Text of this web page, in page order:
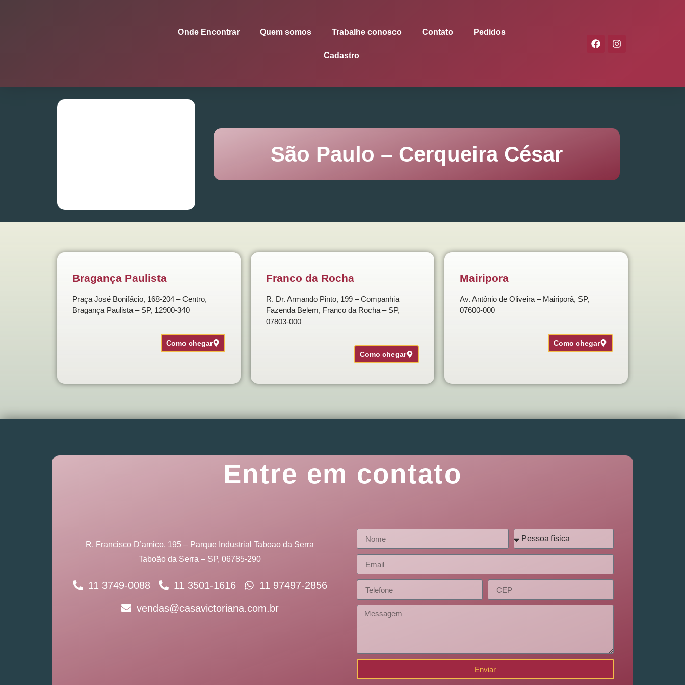
Onde Encontrar Quem somos Trabalhe conosco Contato Pedidos
Cadastro
São Paulo – Cerqueira César
Bragança Paulista
Praça José Bonifácio, 168-204 – Centro,
Bragança Paulista – SP, 12900-340
Como chegar
Franco da Rocha
R. Dr. Armando Pinto, 199 – Companhia
Fazenda Belem, Franco da Rocha – SP,
07803-000
Como chegar
Mairipora
Av. Antônio de Oliveira – Mairiporã, SP,
07600-000
Como chegar
Entre em contato
R. Francisco D’amico, 195 – Parque Industrial Taboao da Serra
Taboão da Serra – SP, 06785-290
11 3749-0088 11 3501-1616 11 97497-2856
vendas@casavictoriana.com.br
Enviar